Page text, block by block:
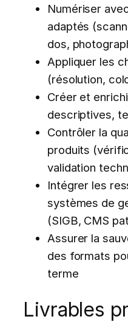
Numériser
adaptés
dos,
Appliquer les
(résolution,
Créer et
descriptives,
Contrôler la
produits
validation
Intégrer les
systèmes de
(SIGB, CMS
Assurer la
des formats
terme
Livrables